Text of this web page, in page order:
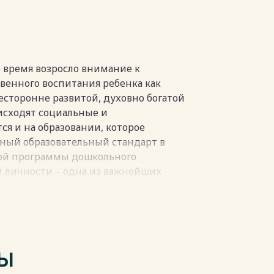
«Лесной детский сад» Омской
возраста с использованием
время возросло внимание к
воспитания ребенка как
развитой, духовно богатой
социальные и
и на образовании, которое
образовательный стандарт в
программы дошкольного
личности – одна из важнейших
чувством красоты и
развитию изобразительной